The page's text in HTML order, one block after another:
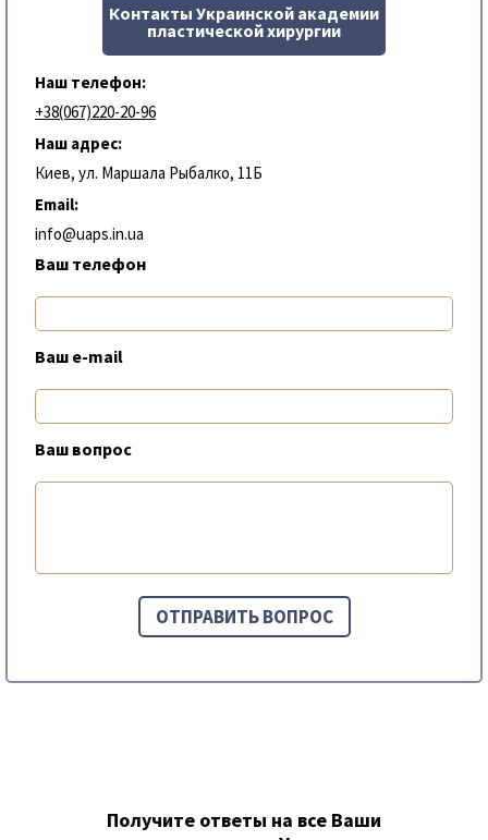
Контакты Украинской академии
пластической хирургии
Наш телефон:
+38(067)220-20-96
Наш адрес:
Киев, ул. Маршала Рыбалко, 11Б
Email:
info@uaps.in.ua
Ваш телефон
Ваш e-mail
Ваш вопрос
Получите ответы на все Ваши